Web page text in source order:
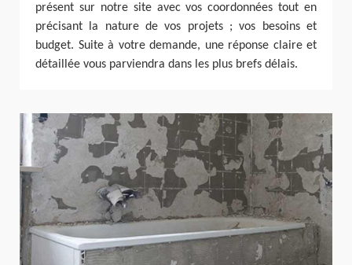
présent sur notre site avec vos coordonnées tout en
précisant la nature de vos projets ; vos besoins et
budget. Suite à votre demande, une réponse claire et
détaillée vous parviendra dans les plus brefs délais.